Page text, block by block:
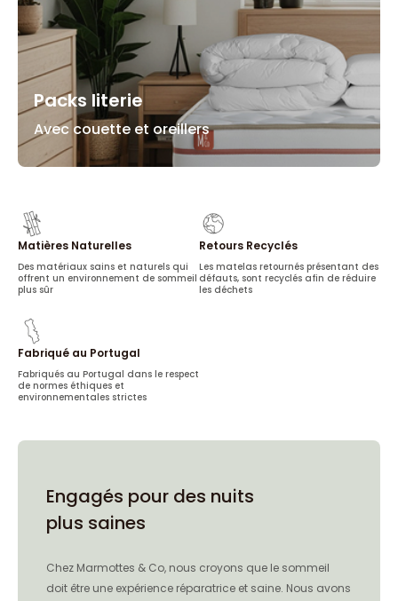
Packs literie
Avec couette et oreillers
Matières Naturelles
Des matériaux sains et naturels qui
offrent un environnement de sommeil
plus sûr
Retours Recyclés
Les matelas retournés présentant des
défauts, sont recyclés afin de réduire
les déchets
Fabriqué au Portugal
Fabriqués au Portugal dans le respect
de normes éthiques et
environnementales strictes
Engagés pour des nuits
plus saines
Chez Marmottes & Co, nous croyons que le sommeil
doit être une expérience réparatrice et saine. Nous avons